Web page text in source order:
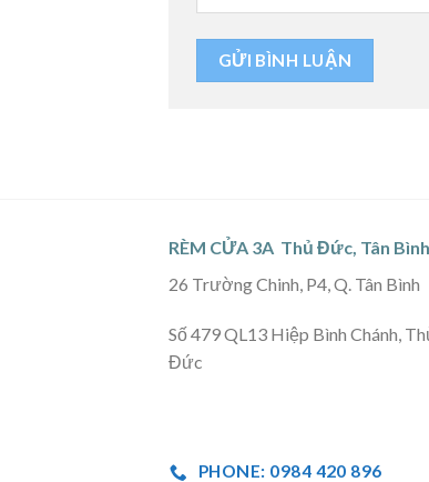
RÈM CỬA 3A Thủ Đức, Tân Bình
26 Trường Chinh, P4, Q. Tân Bình
Số 479 QL13 Hiệp Bình Chánh,
Đức
PHONE: 0984 420 896